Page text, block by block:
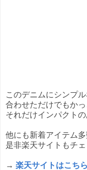
このデニムにシンプ
合わせただけでもかっ
それだけインパクト
他にも新着アイテム多
是非楽天サイトもチ
→ 楽天サイトはこち